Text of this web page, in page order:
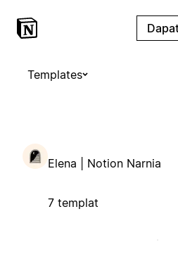
Templates
Elena | Notion Narnia
7 templat